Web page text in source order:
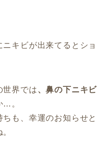
キビが出来てるとショ
世界では、鼻の下ニキビ
…。
も、幸運のお知らせと